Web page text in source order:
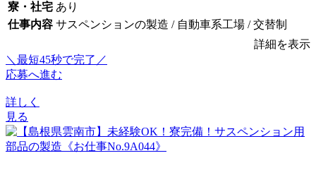
寮・社宅 あり
仕事内容 サスペンションの製造 / 自動車系工場 / 交替制
詳細を表示
＼最短45秒で完了／
応募へ進む
詳しく
見る